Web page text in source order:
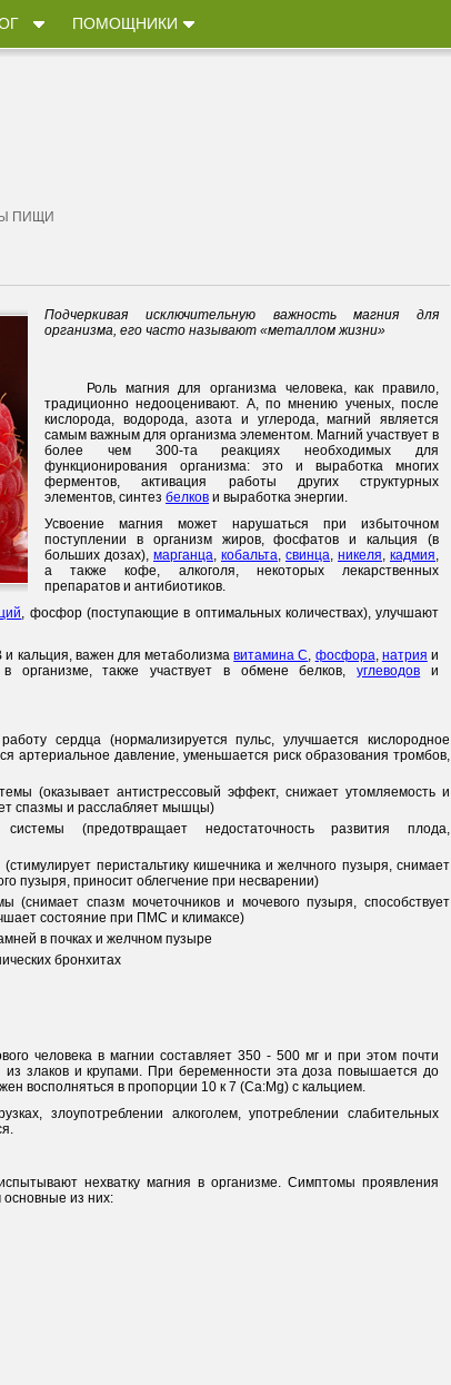
ПОМОЩНИКИ
ПИЩИ
Подчеркивая исключительную важность магния для
организма, его часто называют «металлом жизни»
Роль магния для организма человека, как правило,
традиционно недооценивают. А, по мнению ученых, после
кислорода, водорода, азота и углерода, магний является
самым важным для организма элементом. Магний участвует в
более чем 300-та реакциях необходимых для
функционирования организма: это и выработка многих
ферментов, активация работы других структурных
элементов, синтез белков и выработка энергии.
Усвоение магния может нарушаться при избыточном
поступлении в организм жиров, фосфатов и кальция (в
больших дозах), марганца, кобальта, свинца, никеля, кадмия,
а также кофе, алкоголя, некоторых лекарственных
препаратов и антибиотиков.
, фосфор (поступающие в оптимальных количествах), улучшают
и кальция, важен для метаболизмавитамина С, фосфора, натрия и
организме, также участвует в обмене белков,углеводов и
сердца (нормализируется пульс, улучшается кислородное
артериальное давление, уменьшается риск образования тромбов,
(оказывает антистрессовый эффект, снижает утомляемость и
спазмы и расслабляет мышцы)
(предотвращает недостаточность развития плода,
перистальтику кишечника и желчного пузыря, снимает
пузыря, приносит облегчение при несварении)
(снимает спазм мочеточников и мочевого пузыря, способствует
состояние при ПМС и климаксе)
в почках и желчном пузыре
бронхитах
человека в магнии составляет 350 - 500 мг и при этом почти
злаков и крупами. При беременности эта доза повышается до
восполняться в пропорции 10 к 7 (Ca:Mg) с кальцием.
злоупотреблении алкоголем, употреблении слабительных
нехватку магния в организме. Симптомы проявления
из них: